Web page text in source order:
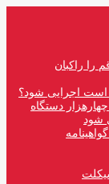
قم را راکبان
است اجرایی شود؟
دستگاه
شود